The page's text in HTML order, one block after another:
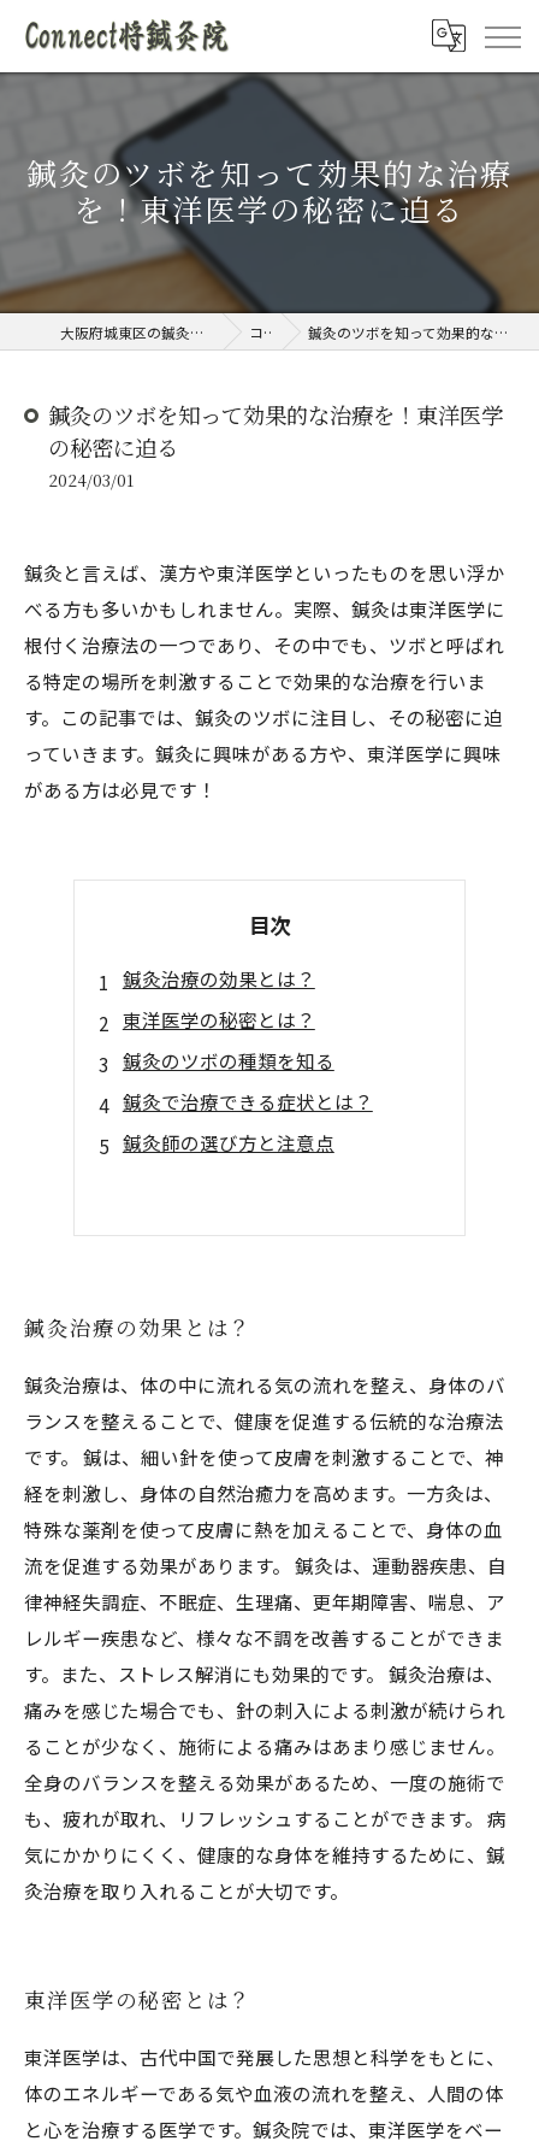
鍼灸のツボを知って効果的な治療
を！東洋医学の秘密に迫る
大阪府城東区の鍼灸院ならConnect将鍼灸院 コラム 鍼灸のツボを知って効果的な治療を！東洋医学の秘密に迫る
鍼灸のツボを知って効果的な治療を！東洋医学
の秘密に迫る
2024/03/01
鍼灸と言えば、漢方や東洋医学といったものを思い浮か
べる方も多いかもしれません。実際、鍼灸は東洋医学に
根付く治療法の一つであり、その中でも、ツボと呼ばれ
る特定の場所を刺激することで効果的な治療を行いま
す。この記事では、鍼灸のツボに注目し、その秘密に迫
っていきます。鍼灸に興味がある方や、東洋医学に興味
がある方は必見です！
目次
鍼灸治療の効果とは？
東洋医学の秘密とは？
鍼灸のツボの種類を知る
鍼灸で治療できる症状とは？
鍼灸師の選び方と注意点
鍼灸治療の効果とは？
鍼灸治療は、体の中に流れる気の流れを整え、身体のバ
ランスを整えることで、健康を促進する伝統的な治療法
です。 鍼は、細い針を使って皮膚を刺激することで、神
経を刺激し、身体の自然治癒力を高めます。一方灸は、
特殊な薬剤を使って皮膚に熱を加えることで、身体の血
流を促進する効果があります。 鍼灸は、運動器疾患、自
律神経失調症、不眠症、生理痛、更年期障害、喘息、ア
レルギー疾患など、様々な不調を改善することができま
す。また、ストレス解消にも効果的です。 鍼灸治療は、
痛みを感じた場合でも、針の刺入による刺激が続けられ
ることが少なく、施術による痛みはあまり感じません。
全身のバランスを整える効果があるため、一度の施術で
も、疲れが取れ、リフレッシュすることができます。 病
気にかかりにくく、健康的な身体を維持するために、鍼
灸治療を取り入れることが大切です。
東洋医学の秘密とは？
東洋医学は、古代中国で発展した思想と科学をもとに、
体のエネルギーである気や血液の流れを整え、人間の体
と心を治療する医学です。鍼灸院では、東洋医学をベー